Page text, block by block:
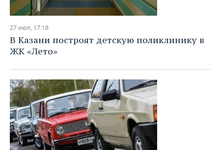
27 июл, 17:18
В Казани построят детскую поликлинику в
ЖК «Лето»